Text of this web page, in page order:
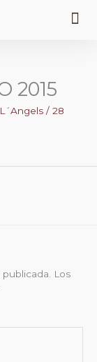
2015
/ 28
Los